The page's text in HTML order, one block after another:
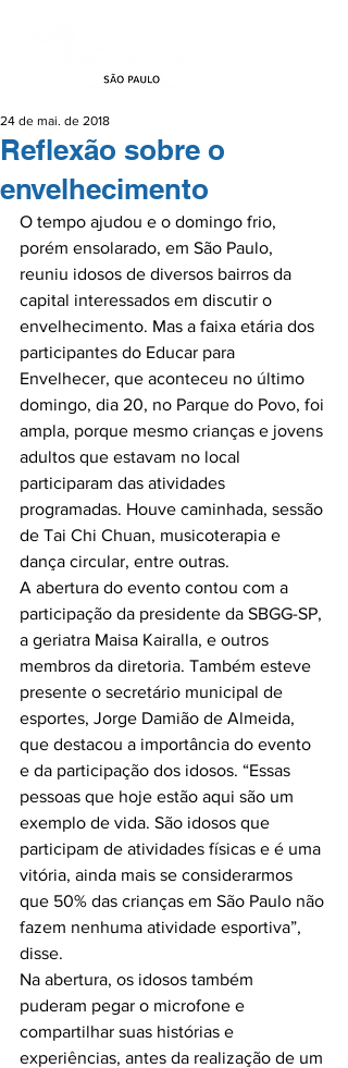
Reflexão sobre o
envelhecimento
24 de mai. de 2018
O tempo ajudou e o domingo frio,
porém ensolarado, em São Paulo,
reuniu idosos de diversos bairros da
capital interessados em discutir o
envelhecimento. Mas a faixa etária dos
participantes do Educar para
Envelhecer, que aconteceu no último
domingo, dia 20, no Parque do Povo, foi
ampla, porque mesmo crianças e jovens
adultos que estavam no local
participaram das atividades
programadas. Houve caminhada, sessão
de Tai Chi Chuan, musicoterapia e
dança circular, entre outras.
A abertura do evento contou com a
participação da presidente da SBGG-SP,
a geriatra Maisa Kairalla, e outros
membros da diretoria. Também esteve
presente o secretário municipal de
esportes, Jorge Damião de Almeida,
que destacou a importância do evento
e da participação dos idosos. “Essas
pessoas que hoje estão aqui são um
exemplo de vida. São idosos que
participam de atividades físicas e é uma
vitória, ainda mais se considerarmos
que 50% das crianças em São Paulo não
fazem nenhuma atividade esportiva”,
disse.
Na abertura, os idosos também
puderam pegar o microfone e
compartilhar suas histórias e
experiências, antes da realização de um